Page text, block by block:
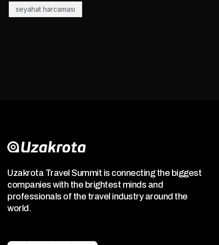
seyahat harcaması
Uzakrota Travel Summit is connecting the biggest
companies with the brightest minds and
professionals of the travel industry around the
world.